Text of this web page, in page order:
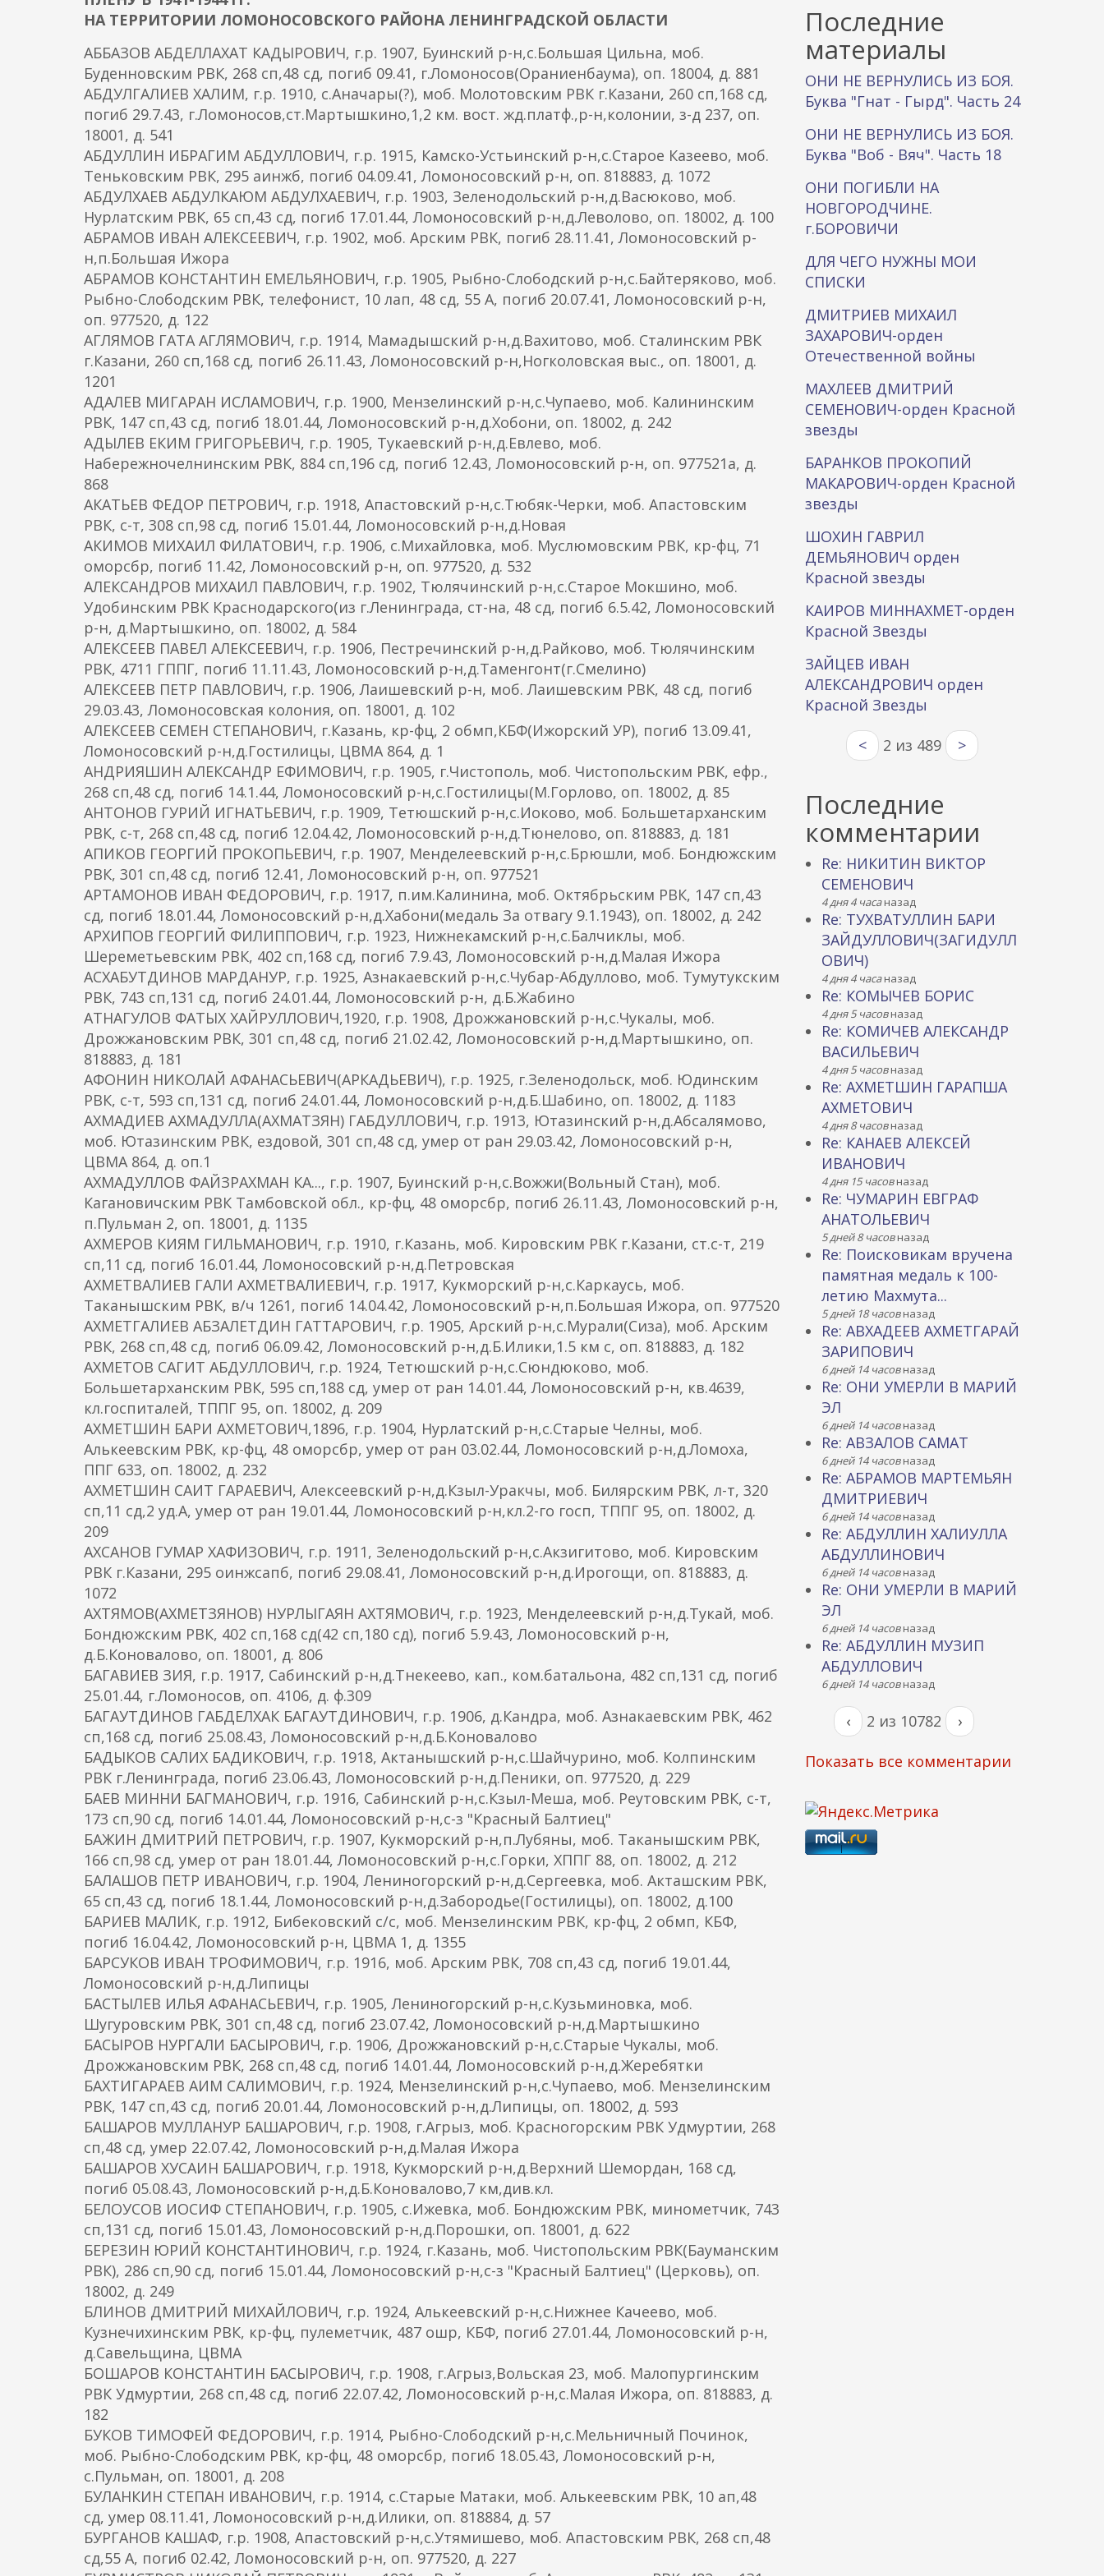
НА ТЕРРИТОРИИ ЛОМОНОСОВСКОГО РАЙОНА ЛЕНИНГРАДСКОЙ ОБЛАСТИ
АББАЗОВ АБДЕЛЛАХАТ КАДЫРОВИЧ, г.р. 1907, Буинский р-н,с.Большая Цильна, моб.
Буденновским РВК, 268 сп,48 сд, погиб 09.41, г.Ломоносов(Ораниенбаума), оп. 18004, д. 881
АБДУЛГАЛИЕВ ХАЛИМ, г.р. 1910, с.Аначары(?), моб. Молотовским РВК г.Казани, 260 сп,168 сд,
погиб 29.7.43, г.Ломоносов,ст.Мартышкино,1,2 км. вост. жд.платф.,р-н,колонии, з-д 237, оп.
18001, д. 541
АБДУЛЛИН ИБРАГИМ АБДУЛЛОВИЧ, г.р. 1915, Камско-Устьинский р-н,с.Старое Казеево, моб.
Теньковским РВК, 295 аинжб, погиб 04.09.41, Ломоносовский р-н, оп. 818883, д. 1072
АБДУЛХАЕВ АБДУЛКАЮМ АБДУЛХАЕВИЧ, г.р. 1903, Зеленодольский р-н,д.Васюково, моб.
Нурлатским РВК, 65 сп,43 сд, погиб 17.01.44, Ломоносовский р-н,д.Леволово, оп. 18002, д. 100
АБРАМОВ ИВАН АЛЕКСЕЕВИЧ, г.р. 1902, моб. Арским РВК, погиб 28.11.41, Ломоносовский р-
н,п.Большая Ижора
АБРАМОВ КОНСТАНТИН ЕМЕЛЬЯНОВИЧ, г.р. 1905, Рыбно-Слободский р-н,с.Байтеряково, моб.
Рыбно-Слободским РВК, телефонист, 10 лап, 48 сд, 55 А, погиб 20.07.41, Ломоносовский р-н,
оп. 977520, д. 122
АГЛЯМОВ ГАТА АГЛЯМОВИЧ, г.р. 1914, Мамадышский р-н,д.Вахитово, моб. Сталинским РВК
г.Казани, 260 сп,168 сд, погиб 26.11.43, Ломоносовский р-н,Ногколовская выс., оп. 18001, д.
1201
АДАЛЕВ МИГАРАН ИСЛАМОВИЧ, г.р. 1900, Мензелинский р-н,с.Чупаево, моб. Калининским
РВК, 147 сп,43 сд, погиб 18.01.44, Ломоносовский р-н,д.Хобони, оп. 18002, д. 242
АДЫЛЕВ ЕКИМ ГРИГОРЬЕВИЧ, г.р. 1905, Тукаевский р-н,д.Евлево, моб.
Набережночелнинским РВК, 884 сп,196 сд, погиб 12.43, Ломоносовский р-н, оп. 977521а, д.
868
АКАТЬЕВ ФЕДОР ПЕТРОВИЧ, г.р. 1918, Апастовский р-н,с.Тюбяк-Черки, моб. Апастовским
РВК, с-т, 308 сп,98 сд, погиб 15.01.44, Ломоносовский р-н,д.Новая
АКИМОВ МИХАИЛ ФИЛАТОВИЧ, г.р. 1906, с.Михайловка, моб. Муслюмовским РВК, кр-фц, 71
оморсбр, погиб 11.42, Ломоносовский р-н, оп. 977520, д. 532
АЛЕКСАНДРОВ МИХАИЛ ПАВЛОВИЧ, г.р. 1902, Тюлячинский р-н,с.Старое Мокшино, моб.
Удобинским РВК Краснодарского(из г.Ленинграда, ст-на, 48 сд, погиб 6.5.42, Ломоносовский
р-н, д.Мартышкино, оп. 18002, д. 584
АЛЕКСЕЕВ ПАВЕЛ АЛЕКСЕЕВИЧ, г.р. 1906, Пестречинский р-н,д.Райково, моб. Тюлячинским
РВК, 4711 ГППГ, погиб 11.11.43, Ломоносовский р-н,д.Таменгонт(г.Смелино)
АЛЕКСЕЕВ ПЕТР ПАВЛОВИЧ, г.р. 1906, Лаишевский р-н, моб. Лаишевским РВК, 48 сд, погиб
29.03.43, Ломоносовская колония, оп. 18001, д. 102
АЛЕКСЕЕВ СЕМЕН СТЕПАНОВИЧ, г.Казань, кр-фц, 2 обмп,КБФ(Ижорский УР), погиб 13.09.41,
Ломоносовский р-н,д.Гостилицы, ЦВМА 864, д. 1
АНДРИЯШИН АЛЕКСАНДР ЕФИМОВИЧ, г.р. 1905, г.Чистополь, моб. Чистопольским РВК, ефр.,
268 сп,48 сд, погиб 14.1.44, Ломоносовский р-н,с.Гостилицы(М.Горлово, оп. 18002, д. 85
АНТОНОВ ГУРИЙ ИГНАТЬЕВИЧ, г.р. 1909, Тетюшский р-н,с.Иоково, моб. Большетарханским
РВК, с-т, 268 сп,48 сд, погиб 12.04.42, Ломоносовский р-н,д.Тюнелово, оп. 818883, д. 181
АПИКОВ ГЕОРГИЙ ПРОКОПЬЕВИЧ, г.р. 1907, Менделеевский р-н,с.Брюшли, моб. Бондюжским
РВК, 301 сп,48 сд, погиб 12.41, Ломоносовский р-н, оп. 977521
АРТАМОНОВ ИВАН ФЕДОРОВИЧ, г.р. 1917, п.им.Калинина, моб. Октябрьским РВК, 147 сп,43
сд, погиб 18.01.44, Ломоносовский р-н,д.Хабони(медаль За отвагу 9.1.1943), оп. 18002, д. 242
АРХИПОВ ГЕОРГИЙ ФИЛИППОВИЧ, г.р. 1923, Нижнекамский р-н,с.Балчиклы, моб.
Шереметьевским РВК, 402 сп,168 сд, погиб 7.9.43, Ломоносовский р-н,д.Малая Ижора
АСХАБУТДИНОВ МАРДАНУР, г.р. 1925, Азнакаевский р-н,с.Чубар-Абдуллово, моб. Тумутукским
РВК, 743 сп,131 сд, погиб 24.01.44, Ломоносовский р-н, д.Б.Жабино
АТНАГУЛОВ ФАТЫХ ХАЙРУЛЛОВИЧ,1920, г.р. 1908, Дрожжановский р-н,с.Чукалы, моб.
Дрожжановским РВК, 301 сп,48 сд, погиб 21.02.42, Ломоносовский р-н,д.Мартышкино, оп.
818883, д. 181
АФОНИН НИКОЛАЙ АФАНАСЬЕВИЧ(АРКАДЬЕВИЧ), г.р. 1925, г.Зеленодольск, моб. Юдинским
РВК, с-т, 593 сп,131 сд, погиб 24.01.44, Ломоносовский р-н,д.Б.Шабино, оп. 18002, д. 1183
АХМАДИЕВ АХМАДУЛЛА(АХМАТЗЯН) ГАБДУЛЛОВИЧ, г.р. 1913, Ютазинский р-н,д.Абсалямово,
моб. Ютазинским РВК, ездовой, 301 сп,48 сд, умер от ран 29.03.42, Ломоносовский р-н,
ЦВМА 864, д. оп.1
АХМАДУЛЛОВ ФАЙЗРАХМАН КА..., г.р. 1907, Буинский р-н,с.Вожжи(Вольный Стан), моб.
Кагановичским РВК Тамбовской обл., кр-фц, 48 оморсбр, погиб 26.11.43, Ломоносовский р-н,
п.Пульман 2, оп. 18001, д. 1135
АХМЕРОВ КИЯМ ГИЛЬМАНОВИЧ, г.р. 1910, г.Казань, моб. Кировским РВК г.Казани, ст.с-т, 219
сп,11 сд, погиб 16.01.44, Ломоносовский р-н,д.Петровская
АХМЕТВАЛИЕВ ГАЛИ АХМЕТВАЛИЕВИЧ, г.р. 1917, Кукморский р-н,с.Каркаусь, моб.
Таканышским РВК, в/ч 1261, погиб 14.04.42, Ломоносовский р-н,п.Большая Ижора, оп. 977520
АХМЕТГАЛИЕВ АБЗАЛЕТДИН ГАТТАРОВИЧ, г.р. 1905, Арский р-н,с.Мурали(Сиза), моб. Арским
РВК, 268 сп,48 сд, погиб 06.09.42, Ломоносовский р-н,д.Б.Илики,1.5 км с, оп. 818883, д. 182
АХМЕТОВ САГИТ АБДУЛЛОВИЧ, г.р. 1924, Тетюшский р-н,с.Сюндюково, моб.
Большетарханским РВК, 595 сп,188 сд, умер от ран 14.01.44, Ломоносовский р-н, кв.4639,
кл.госпиталей, ТППГ 95, оп. 18002, д. 209
АХМЕТШИН БАРИ АХМЕТОВИЧ,1896, г.р. 1904, Нурлатский р-н,с.Старые Челны, моб.
Алькеевским РВК, кр-фц, 48 оморсбр, умер от ран 03.02.44, Ломоносовский р-н,д.Ломоха,
ППГ 633, оп. 18002, д. 232
АХМЕТШИН САИТ ГАРАЕВИЧ, Алексеевский р-н,д.Кзыл-Уракчы, моб. Билярским РВК, л-т, 320
сп,11 сд,2 уд.А, умер от ран 19.01.44, Ломоносовский р-н,кл.2-го госп, ТППГ 95, оп. 18002, д.
209
АХСАНОВ ГУМАР ХАФИЗОВИЧ, г.р. 1911, Зеленодольский р-н,с.Акзигитово, моб. Кировским
РВК г.Казани, 295 оинжсапб, погиб 29.08.41, Ломоносовский р-н,д.Ирогощи, оп. 818883, д.
1072
АХТЯМОВ(АХМЕТЗЯНОВ) НУРЛЫГАЯН АХТЯМОВИЧ, г.р. 1923, Менделеевский р-н,д.Тукай, моб.
Бондюжским РВК, 402 сп,168 сд(42 сп,180 сд), погиб 5.9.43, Ломоносовский р-н,
д.Б.Коновалово, оп. 18001, д. 806
БАГАВИЕВ ЗИЯ, г.р. 1917, Сабинский р-н,д.Тнекеево, кап., ком.батальона, 482 сп,131 сд, погиб
25.01.44, г.Ломоносов, оп. 4106, д. ф.309
БАГАУТДИНОВ ГАБДЕЛХАК БАГАУТДИНОВИЧ, г.р. 1906, д.Кандра, моб. Азнакаевским РВК, 462
сп,168 сд, погиб 25.08.43, Ломоносовский р-н,д.Б.Коновалово
БАДЫКОВ САЛИХ БАДИКОВИЧ, г.р. 1918, Актанышский р-н,с.Шайчурино, моб. Колпинским
РВК г.Ленинграда, погиб 23.06.43, Ломоносовский р-н,д.Пеники, оп. 977520, д. 229
БАЕВ МИННИ БАГМАНОВИЧ, г.р. 1916, Сабинский р-н,с.Кзыл-Меша, моб. Реутовским РВК, с-т,
173 сп,90 сд, погиб 14.01.44, Ломоносовский р-н,с-з "Красный Балтиец"
БАЖИН ДМИТРИЙ ПЕТРОВИЧ, г.р. 1907, Кукморский р-н,п.Лубяны, моб. Таканышским РВК,
166 сп,98 сд, умер от ран 18.01.44, Ломоносовский р-н,с.Горки, ХППГ 88, оп. 18002, д. 212
БАЛАШОВ ПЕТР ИВАНОВИЧ, г.р. 1904, Лениногорский р-н,д.Сергеевка, моб. Акташским РВК,
65 сп,43 сд, погиб 18.1.44, Ломоносовский р-н,д.Забородье(Гостилицы), оп. 18002, д.100
БАРИЕВ МАЛИК, г.р. 1912, Бибековский с/с, моб. Мензелинским РВК, кр-фц, 2 обмп, КБФ,
погиб 16.04.42, Ломоносовский р-н, ЦВМА 1, д. 1355
БАРСУКОВ ИВАН ТРОФИМОВИЧ, г.р. 1916, моб. Арским РВК, 708 сп,43 сд, погиб 19.01.44,
Ломоносовский р-н,д.Липицы
БАСТЫЛЕВ ИЛЬЯ АФАНАСЬЕВИЧ, г.р. 1905, Лениногорский р-н,с.Кузьминовка, моб.
Шугуровским РВК, 301 сп,48 сд, погиб 23.07.42, Ломоносовский р-н,д.Мартышкино
БАСЫРОВ НУРГАЛИ БАСЫРОВИЧ, г.р. 1906, Дрожжановский р-н,с.Старые Чукалы, моб.
Дрожжановским РВК, 268 сп,48 сд, погиб 14.01.44, Ломоносовский р-н,д.Жеребятки
БАХТИГАРАЕВ АИМ САЛИМОВИЧ, г.р. 1924, Мензелинский р-н,с.Чупаево, моб. Мензелинским
РВК, 147 сп,43 сд, погиб 20.01.44, Ломоносовский р-н,д.Липицы, оп. 18002, д. 593
БАШАРОВ МУЛЛАНУР БАШАРОВИЧ, г.р. 1908, г.Агрыз, моб. Красногорским РВК Удмуртии, 268
сп,48 сд, умер 22.07.42, Ломоносовский р-н,д.Малая Ижора
БАШАРОВ ХУСАИН БАШАРОВИЧ, г.р. 1918, Кукморский р-н,д.Верхний Шемордан, 168 сд,
погиб 05.08.43, Ломоносовский р-н,д.Б.Коновалово,7 км,див.кл.
БЕЛОУСОВ ИОСИФ СТЕПАНОВИЧ, г.р. 1905, с.Ижевка, моб. Бондюжским РВК, минометчик, 743
сп,131 сд, погиб 15.01.43, Ломоносовский р-н,д.Порошки, оп. 18001, д. 622
БЕРЕЗИН ЮРИЙ КОНСТАНТИНОВИЧ, г.р. 1924, г.Казань, моб. Чистопольским РВК(Бауманским
РВК), 286 сп,90 сд, погиб 15.01.44, Ломоносовский р-н,с-з "Красный Балтиец" (Церковь), оп.
18002, д. 249
БЛИНОВ ДМИТРИЙ МИХАЙЛОВИЧ, г.р. 1924, Алькеевский р-н,с.Нижнее Качеево, моб.
Кузнечихинским РВК, кр-фц, пулеметчик, 487 ошр, КБФ, погиб 27.01.44, Ломоносовский р-н,
д.Савельщина, ЦВМА
БОШАРОВ КОНСТАНТИН БАСЫРОВИЧ, г.р. 1908, г.Агрыз,Вольская 23, моб. Малопургинским
РВК Удмуртии, 268 сп,48 сд, погиб 22.07.42, Ломоносовский р-н,с.Малая Ижора, оп. 818883, д.
182
БУКОВ ТИМОФЕЙ ФЕДОРОВИЧ, г.р. 1914, Рыбно-Слободский р-н,с.Мельничный Починок,
моб. Рыбно-Слободским РВК, кр-фц, 48 оморсбр, погиб 18.05.43, Ломоносовский р-н,
с.Пульман, оп. 18001, д. 208
БУЛАНКИН СТЕПАН ИВАНОВИЧ, г.р. 1914, с.Старые Матаки, моб. Алькеевским РВК, 10 ап,48
сд, умер 08.11.41, Ломоносовский р-н,д.Илики, оп. 818884, д. 57
БУРГАНОВ КАШАФ, г.р. 1908, Апастовский р-н,с.Утямишево, моб. Апастовским РВК, 268 сп,48
сд,55 А, погиб 02.42, Ломоносовский р-н, оп. 977520, д. 227
к
а
Последние
материалы
ОНИ НЕ ВЕРНУЛИСЬ ИЗ БОЯ.
Буква "Гнат - Гырд". Часть 24
ОНИ НЕ ВЕРНУЛИСЬ ИЗ БОЯ.
Буква "Воб - Вяч". Часть 18
ОНИ ПОГИБЛИ НА
НОВГОРОДЧИНЕ.
г.БОРОВИЧИ
ДЛЯ ЧЕГО НУЖНЫ МОИ
СПИСКИ
ДМИТРИЕВ МИХАИЛ
ЗАХАРОВИЧ-орден
Отечественной войны
МАХЛЕЕВ ДМИТРИЙ
СЕМЕНОВИЧ-орден Красной
звезды
БАРАНКОВ ПРОКОПИЙ
МАКАРОВИЧ-орден Красной
звезды
ШОХИН ГАВРИЛ
ДЕМЬЯНОВИЧ орден
Красной звезды
КАИРОВ МИННАХМЕТ-орден
Красной Звезды
ЗАЙЦЕВ ИВАН
АЛЕКСАНДРОВИЧ орден
Красной Звезды
< 2 из 489 >
Последние
комментарии
Re: НИКИТИН ВИКТОР
СЕМЕНОВИЧ
4 дня 4 часаназад
Re: ТУХВАТУЛЛИН БАРИ
ЗАЙДУЛЛОВИЧ(ЗАГИДУЛЛ
ОВИЧ)
4 дня 4 часаназад
Re: КОМЫЧЕВ БОРИС
4 дня 5 часовназад
Re: КОМИЧЕВ АЛЕКСАНДР
ВАСИЛЬЕВИЧ
4 дня 5 часовназад
Re: АХМЕТШИН ГАРАПША
АХМЕТОВИЧ
4 дня 8 часовназад
Re: КАНАЕВ АЛЕКСЕЙ
ИВАНОВИЧ
4 дня 15 часовназад
Re: ЧУМАРИН ЕВГРАФ
АНАТОЛЬЕВИЧ
5 дней 8 часовназад
Re: Поисковикам вручена
памятная медаль к 100-
летию Махмута...
5 дней 18 часовназад
Re: АВХАДЕЕВ АХМЕТГАРАЙ
ЗАРИПОВИЧ
6 дней 14 часовназад
Re: ОНИ УМЕРЛИ В МАРИЙ
ЭЛ
6 дней 14 часовназад
Re: АВЗАЛОВ САМАТ
6 дней 14 часовназад
Re: АБРАМОВ МАРТЕМЬЯН
ДМИТРИЕВИЧ
6 дней 14 часовназад
Re: АБДУЛЛИН ХАЛИУЛЛА
АБДУЛЛИНОВИЧ
6 дней 14 часовназад
Re: ОНИ УМЕРЛИ В МАРИЙ
ЭЛ
6 дней 14 часовназад
Re: АБДУЛЛИН МУЗИП
АБДУЛЛОВИЧ
6 дней 14 часовназад
‹ 2 из 10782 ›
Показать все комментарии